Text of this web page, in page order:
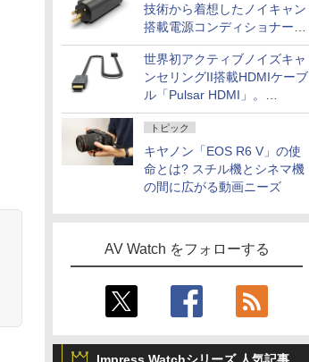
技術から着想したノイキャン
搭載電源コンディショナー
「AC iPurifier2」
世界初アクティブノイズキャ
ンセリングII搭載HDMIケーブ
ル「Pulsar HDMI」。
SilentPowerから
トピック
キヤノン「EOS R6 V」の使
命とは? スチル機とシネマ機
の間に広がる動画ニーズ
AV Watch をフォローする